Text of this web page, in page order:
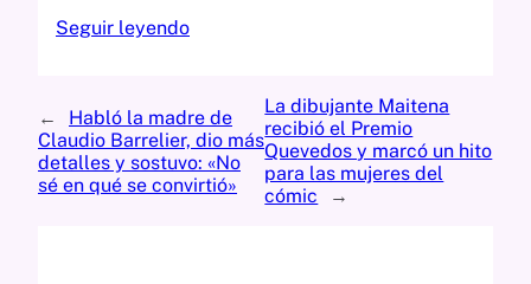
Seguir leyendo
←
Habló la madre de
Claudio Barrelier, dio más
detalles y sostuvo: «No
sé en qué se convirtió»
La dibujante Maitena
recibió el Premio
Quevedos y marcó un hito
para las mujeres del
cómic
→